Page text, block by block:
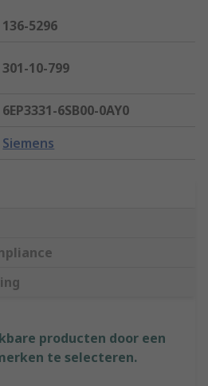
136-5296
301-10-799
6EP3331-6SB00-0AY0
Siemens
producten door een
te selecteren.